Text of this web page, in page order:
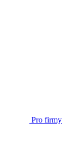
Pro firmy